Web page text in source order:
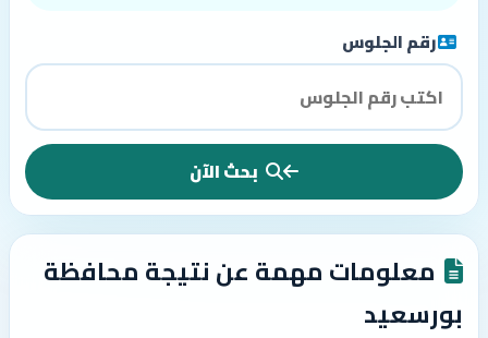
رقم الجلوس
بحث الآن
معلومات مهمة عن نتيجة محافظة
بورسعيد